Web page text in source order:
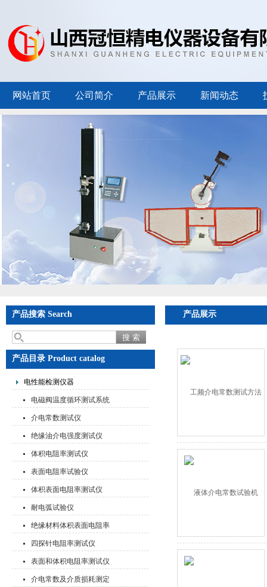
网站首页 公司简介 产品展示 新闻动态
产品搜索 Search
产品目录 Product catalog
电性能检测仪器
电磁阀温度循环测试系统
介电常数测试仪
绝缘油介电强度测试仪
体积电阻率测试仪
表面电阻率试验仪
体积表面电阻率测试仪
耐电弧试验仪
绝缘材料体积表面电阻率
测试仪
四探针电阻率测试仪
表面和体积电阻率测试仪
介电常数及介质损耗测定
产品展示